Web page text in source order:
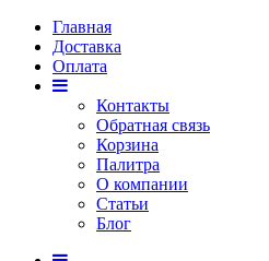
Главная
Доставка
Оплата
Контакты
Обратная связь
Корзина
Палитра
О компании
Статьи
Блог